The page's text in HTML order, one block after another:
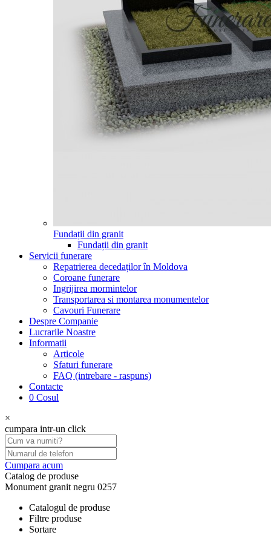
Fundații din granit
Fundații din granit
Servicii funerare
Repatrierea decedaților în Moldova
Coroane funerare
Ingrijirea mormintelor
Transportarea si montarea monumentelor
Cavouri Funerare
Despre Companie
Lucrarile Noastre
Informatii
Articole
Sfaturi funerare
FAQ (intrebare - raspuns)
Contacte
0 Cosul
×
cumpara intr-un click
Cumpara acum
Catalog de produse
Monument granit negru 0257
Catalogul de produse
Filtre produse
Sortare